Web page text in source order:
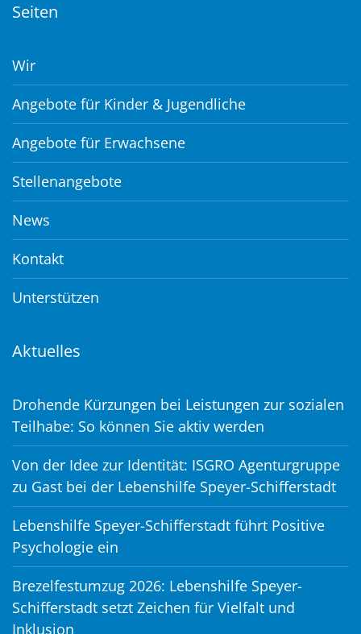
Seiten
Wir
Angebote für Kinder & Jugendliche
Angebote für Erwachsene
Stellenangebote
News
Kontakt
Unterstützen
Aktuelles
Drohende Kürzungen bei Leistungen zur sozialen
Teilhabe: So können Sie aktiv werden
Von der Idee zur Identität: ISGRO Agenturgruppe
zu Gast bei der Lebenshilfe Speyer-Schifferstadt
Lebenshilfe Speyer-Schifferstadt führt Positive
Psychologie ein
Brezelfestumzug 2026: Lebenshilfe Speyer-
Schifferstadt setzt Zeichen für Vielfalt und
Inklusion